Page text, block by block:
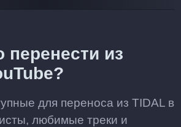
из
для переноса из TIDAL в
любимые треки и